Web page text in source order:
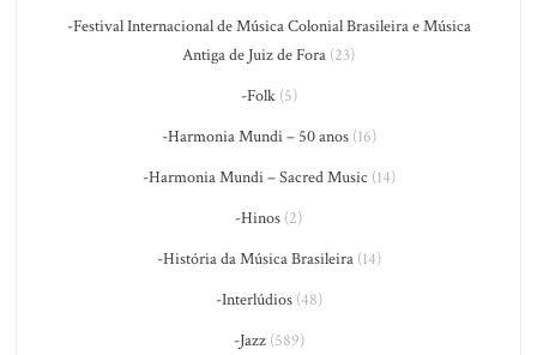
-Festival Internacional de Música Colonial Brasileira e Música
Antiga de Juiz de Fora (23)
-Folk(5)
-Harmonia Mundi – 50 anos(16)
-Harmonia Mundi – Sacred Music (14)
-Hinos (2)
-História da Música Brasileira(14)
-Interlúdios(48)
-Jazz(589)